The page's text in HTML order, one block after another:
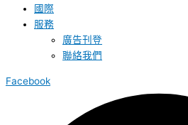
國際
服務
廣告刊登
聯絡我們
Facebook